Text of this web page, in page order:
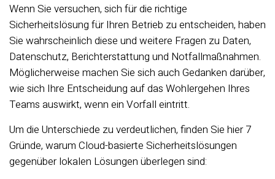
Wenn Sie versuchen, sich für die richtige
Sicherheitslösung für Ihren Betrieb zu entscheiden, haben
Sie wahrscheinlich diese und weitere Fragen zu Daten,
Datenschutz, Berichterstattung und Notfallmaßnahmen.
Möglicherweise machen Sie sich auch Gedanken darüber,
wie sich Ihre Entscheidung auf das Wohlergehen Ihres
Teams auswirkt, wenn ein Vorfall eintritt.
Um die Unterschiede zu verdeutlichen, finden Sie hier 7
Gründe, warum Cloud-basierte Sicherheitslösungen
gegenüber lokalen Lösungen überlegen sind: